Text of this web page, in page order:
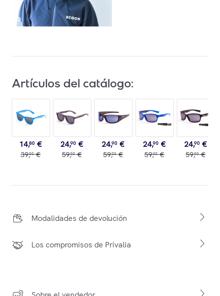
Artículos del catálogo:
14,80 €
39,00 €
24,90 €
59,00 €
24,90 €
59,00 €
24,90 €
59,00 €
24,90 €
59,00 €
Modalidades de devolución
Los compromisos de Privalia